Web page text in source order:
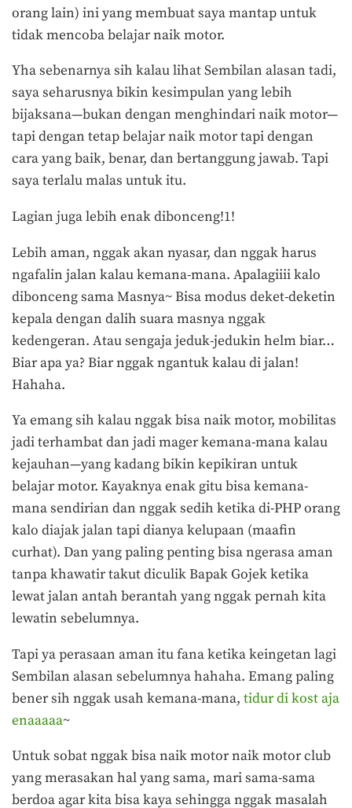
orang lain) ini yang membuat saya mantap untuk
tidak mencoba belajar naik motor.
Yha sebenarnya sih kalau lihat Sembilan alasan tadi,
saya seharusnya bikin kesimpulan yang lebih
bijaksana—bukan dengan menghindari naik motor—
tapi dengan tetap belajar naik motor tapi dengan
cara yang baik, benar, dan bertanggung jawab. Tapi
saya terlalu malas untuk itu.
Lagian juga lebih enak dibonceng!1!
Lebih aman, nggak akan nyasar, dan nggak harus
ngafalin jalan kalau kemana-mana. Apalagiiii kalo
dibonceng sama Masnya~ Bisa modus deket-deketin
kepala dengan dalih suara masnya nggak
kedengeran. Atau sengaja jeduk-jedukin helm biar…
Biar apa ya? Biar nggak ngantuk kalau di jalan!
Hahaha.
Ya emang sih kalau nggak bisa naik motor, mobilitas
jadi terhambat dan jadi mager kemana-mana kalau
kejauhan—yang kadang bikin kepikiran untuk
belajar motor. Kayaknya enak gitu bisa kemana-
mana sendirian dan nggak sedih ketika di-PHP orang
kalo diajak jalan tapi dianya kelupaan (maafin
curhat). Dan yang paling penting bisa ngerasa aman
tanpa khawatir takut diculik Bapak Gojek ketika
lewat jalan antah berantah yang nggak pernah kita
lewatin sebelumnya.
Tapi ya perasaan aman itu fana ketika keingetan lagi
Sembilan alasan sebelumnya hahaha. Emang paling
bener sih nggak usah kemana-mana, tidur di kost aja
enaaaaa~
Untuk sobat nggak bisa naik motor naik motor club
yang merasakan hal yang sama, mari sama-sama
berdoa agar kita bisa kaya sehingga nggak masalah